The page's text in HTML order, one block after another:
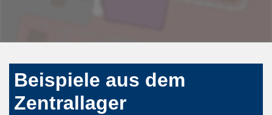
Beispiele aus dem
Zentrallager